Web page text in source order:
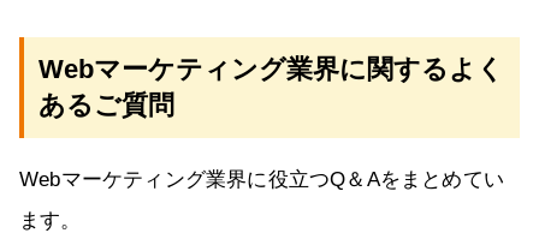
Webマーケティング業界に関するよく
あるご質問
Webマーケティング業界に役立つQ＆Aをまとめてい
ます。